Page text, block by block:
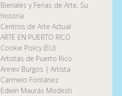
Bienales y Ferias de Arte, Su
historia
Centros de Arte Actual
ARTE EN PUERTO RICO
Cookie Policy (EU)
Artistas de Puerto Rico
Annex Burgos | Artista
Carmelo Fontánez
Edwin Maurás Modesti